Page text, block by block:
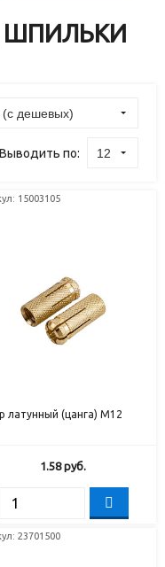
ШПИЛЬКИ
дешевых)
Выводить по: 12
15003105
латунный (цанга) М12
1.58руб.
23701500